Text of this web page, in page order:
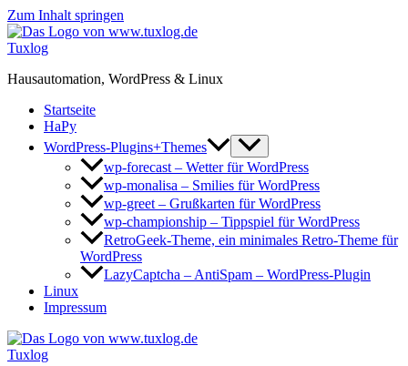
Zum Inhalt springen
Tuxlog
Hausautomation, WordPress & Linux
Startseite
HaPy
WordPress-Plugins+Themes
wp-forecast – Wetter für WordPress
wp-monalisa – Smilies für WordPress
wp-greet – Grußkarten für WordPress
wp-championship – Tippspiel für WordPress
RetroGeek-Theme, ein minimales Retro-Theme für
WordPress
LazyCaptcha – AntiSpam – WordPress-Plugin
Linux
Impressum
Tuxlog